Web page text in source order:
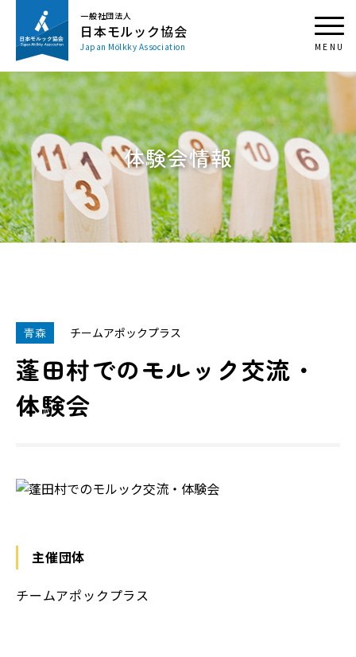
一般社団法人
日本モルック協会
Japan Mölkky Association
体験会情報
青森 チームアポックプラス
蓬田村でのモルック交流・
体験会
主催団体
チームアポックプラス